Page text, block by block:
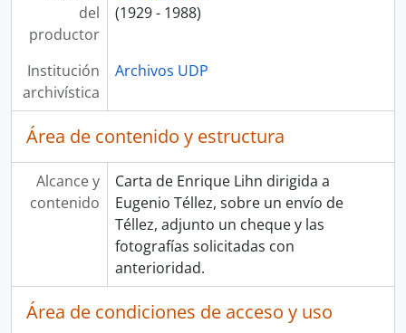
del
productor
(1929 - 1988)
Institución
archivística
Archivos UDP
Área de contenido y estructura
Alcance y
contenido
Carta de Enrique Lihn dirigida a
Eugenio Téllez, sobre un envío de
Téllez, adjunto un cheque y las
fotografías solicitadas con
anterioridad.
Área de condiciones de acceso y uso